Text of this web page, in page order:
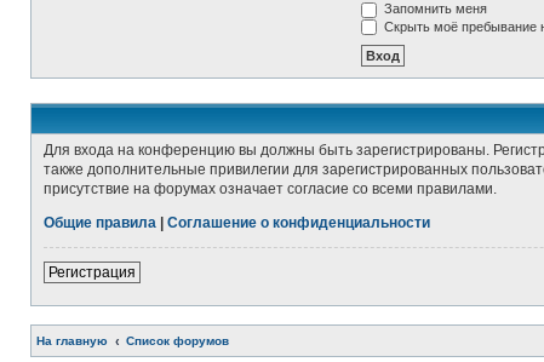
Запомнить меня
Скрыть моё пребывание
Для входа на конференцию вы должны быть зарегистрированы.
также дополнительные привилегии для зарегистрированных
присутствие на форумах означает согласие со всеми правилами.
Общие правила
Соглашение о конфиденциальности
Регистрация
На главную Список форумов